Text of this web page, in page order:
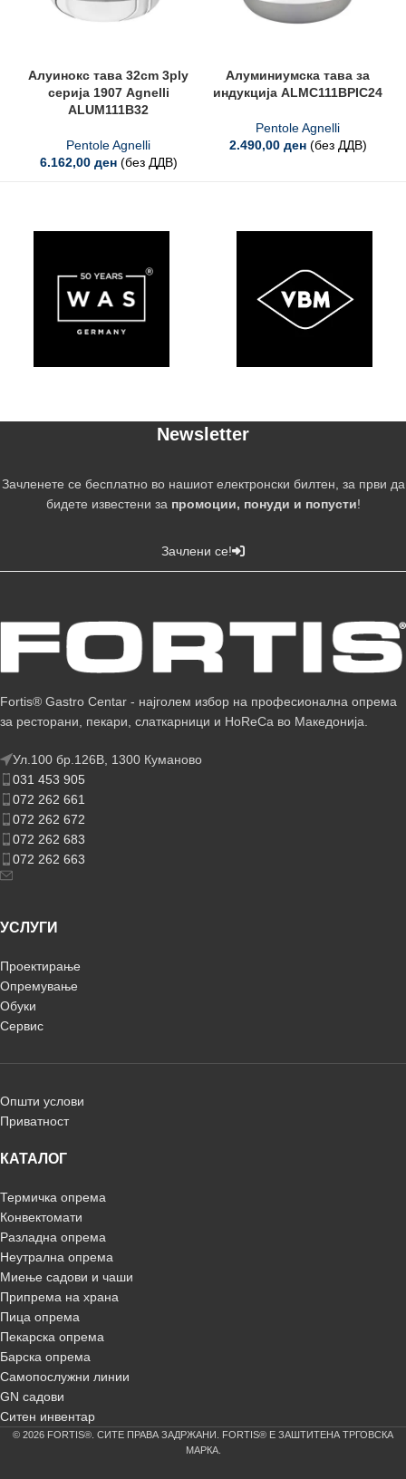
Алуинокс тава 32cm 3ply
серија 1907 Agnelli
ALUM111B32
Pentole Agnelli
6.162,00 ден (без ДДВ)
Алуминиумска тава за
индукција ALMC111BPIC24
Pentole Agnelli
2.490,00 ден (без ДДВ)
Newsletter
Зачленете се бесплатно во нашиот електронски билтен, за први да
бидете известени за промоции, понуди и попусти!
Зачлени се!
Fortis® Gastro Centar - најголем избор на професионална опрема
за ресторани, пекари, слаткарници и HoReCa во Македонија.
Ул.100 бр.126В, 1300 Куманово
031 453 905
072 262 661
072 262 672
072 262 683
072 262 663
УСЛУГИ
Проектирање
Опремување
Обуки
Сервис
Општи услови
Приватност
КАТАЛОГ
Термичка опрема
Конвектомати
Разладна опрема
Неутрална опрема
Миење садови и чаши
Припрема на храна
Пица опрема
Пекарска опрема
Барска опрема
Самопослужни линии
GN садови
Ситен инвентар
© 2026 FORTIS®. СИТЕ ПРАВА ЗАДРЖАНИ. FORTIS® Е ЗАШТИТЕНА ТРГОВСКА
МАРКА.